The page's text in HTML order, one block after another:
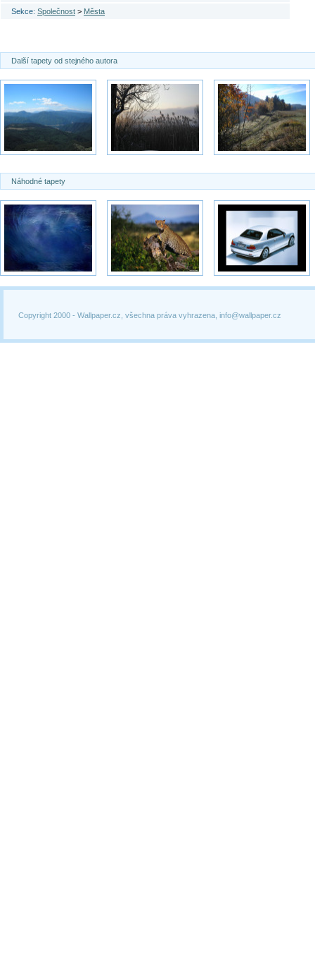
Sekce: Společnost > Města
Další tapety od stejného autora
Náhodné tapety
Copyright 2000 - Wallpaper.cz, všechna práva vyhrazena, info@wallpaper.cz